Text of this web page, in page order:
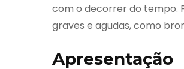
com o decorrer do tempo.
graves e agudas, como
Apresentação